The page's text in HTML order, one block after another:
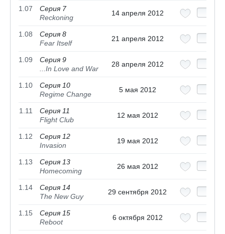
1.07
Серия 7
Reckoning
14 апреля 2012
1.08
Серия 8
Fear Itself
21 апреля 2012
1.09
Серия 9
...In Love and War
28 апреля 2012
1.10
Серия 10
Regime Change
5 мая 2012
1.11
Серия 11
Flight Club
12 мая 2012
1.12
Серия 12
Invasion
19 мая 2012
1.13
Серия 13
Homecoming
26 мая 2012
1.14
Серия 14
The New Guy
29 сентября 2012
1.15
Серия 15
Reboot
6 октября 2012